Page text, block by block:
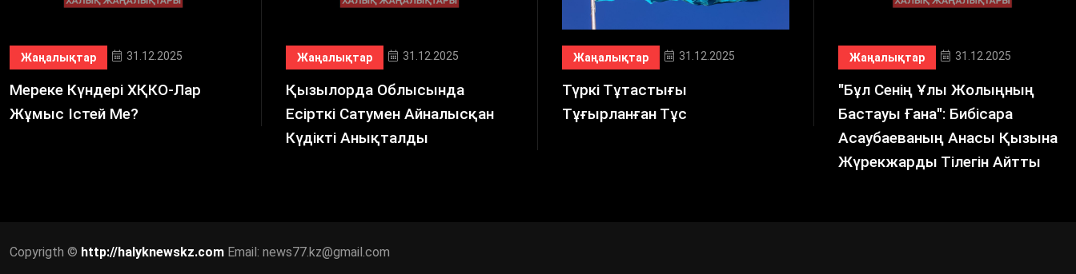
Жаңалықтар 31.12.2025
Мереке Күндері ХҚКО-Лар
Жұмыс Істей Ме?
Жаңалықтар 31.12.2025
Қызылорда Облысында
Есірткі Сатумен Айналысқан
Күдікті Анықталды
Жаңалықтар 31.12.2025
Түркі Тұтастығы
Тұғырланған Тұс
Жаңалықтар 31.12.2025
"Бұл Сенің Ұлы Жолыңның
Бастауы Ғана": Бибісара
Асаубаеваның Анасы Қызына
Жүрекжарды Тілегін Айтты
Copyrigth © http://halyknewskz.com Email: news77.kz@gmail.com